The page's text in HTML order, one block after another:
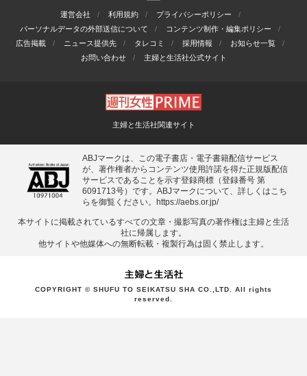
運営会社 利用規約
プライバシーポリシー
パーソナルデータの外部送信について
コンテンツ制作・編集ポリシー
広告掲載
ニュース提供先 タレコミ 採用情報
お知らせ一覧
お問い合わせ
主婦と生活社公式サイト
主婦と生活社関連サイト
ABJマークは、この電子書店・電子書籍配信サービス
が、著作権者からコンテンツ使用許諾を得た正規版配信
サービスであることを示す登録商標（登録番号 第
6091713号）です。ABJマークについて、詳しくはこち
らを御覧ください。
https://aebs.or.jp/
本サイトに掲載されているすべての⽂章・撮影写真の著作権は主婦と⽣活
社に帰属します。
他サイトや他媒体への無断転載・複製⾏為は固く禁⽌します。
COPYRIGHT © SHUFU TO SEIKATSU SHA CO.,LTD. All rights
reserved.